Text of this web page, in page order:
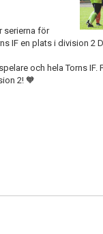
serierna för
IF en plats i division 2
och hela Torns IF.
2! 🧡